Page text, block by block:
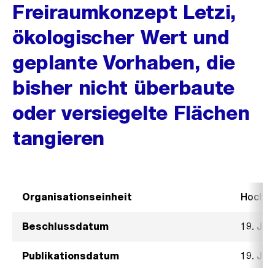
Freiraumkonzept Letzi,
ökologischer Wert und
geplante Vorhaben, die
bisher nicht überbaute
oder versiegelte Flächen
tangieren
Organisationseinheit
Beschlussdatum 19. Juli
Publikationsdatum 19. Juli